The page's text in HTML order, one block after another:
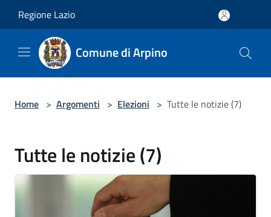
Regione Lazio
Comune di Arpino
Home > Argomenti > Elezioni > Tutte le notizie (7)
Tutte le notizie (7)